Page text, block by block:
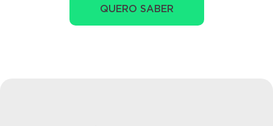
QUERO SABER